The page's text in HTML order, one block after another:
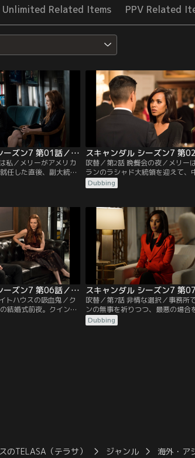
Unlimited Related Items PPV Related
スキャンダル シーズン7 第01話／吹替
私／メリーがアメリカ
任した直後、副大統領
スが後任に決まると、
ビを前面に出し、亡き
オリヴィアは票固めの
マイケルズ上院議員の
に恫喝し、難なく賛成
。一方、ローワン
吹替／第2話 晩餐会の夜／メリー
ランのラシャド大統領を迎えて、
の足掛かりとなる核合意を取り付
していた。オリヴィアは合意に持
る。ラシャドがめいヤスミンを偽
大学に留学させていることを突き
リヴィアは、ヤスミンの情報を使
ぶりを掛ける。一方、サイラス
Dubbing
スキャンダル シーズン7 第06話／吹替
トハウスの吸血鬼／ク
結婚式前夜。クインに
ィアは、ラシャドとヤ
め立てられる。オリヴ
吹替／第7話 非情な選択／事務所
ンの無事を祈りつつ、最悪の場合
てモルグや病院で身元不明者を調
が始まる。アビーはハックとチャ
Dubbing
のTELASA（テラサ） ジャンル 海外・ア